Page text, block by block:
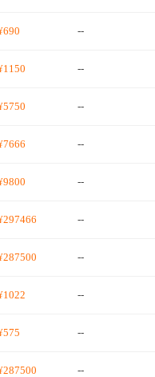
--
--
--
--
--
--
--
--
--
--